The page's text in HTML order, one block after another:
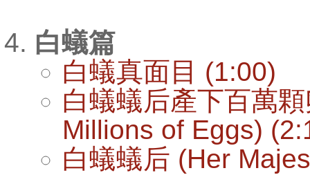
白蟻篇
白蟻真面目 (1:00)
白蟻蟻后產下百萬
Millions of Eggs)
白蟻蟻后 (Her